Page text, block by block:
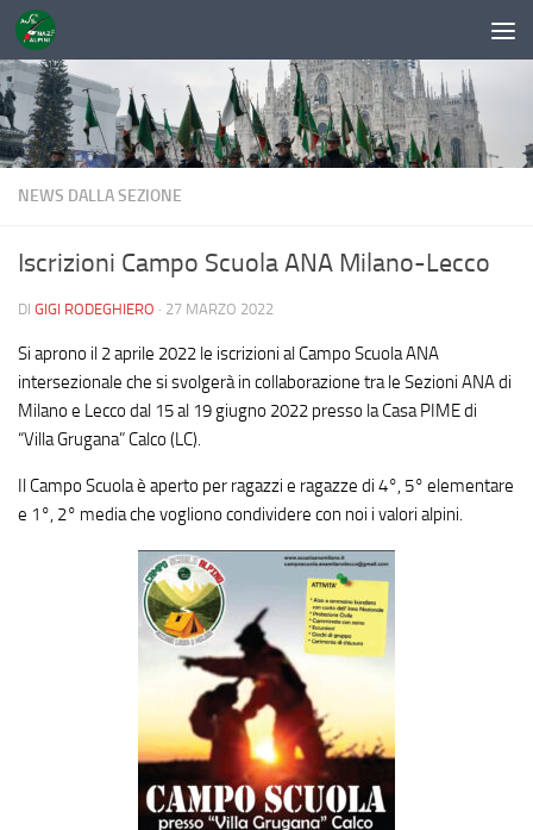
Sotto il contenuto
NEWS DALLA SEZIONE
Iscrizioni Campo Scuola ANA Milano-Lecco
DI GIGI RODEGHIERO · 27 MARZO 2022
Si aprono il 2 aprile 2022 le iscrizioni al Campo Scuola ANA
intersezionale che si svolgerà in collaborazione tra le Sezioni ANA di
Milano e Lecco dal 15 al 19 giugno 2022 presso la Casa PIME di
“Villa Grugana” Calco (LC).
Il Campo Scuola è aperto per ragazzi e ragazze di 4°, 5° elementare
e 1°, 2° media che vogliono condividere con noi i valori alpini.